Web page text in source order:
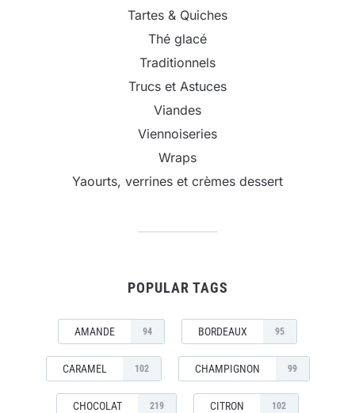
Tartes & Quiches
Thé glacé
Traditionnels
Trucs et Astuces
Viandes
Viennoiseries
Wraps
Yaourts, verrines et crèmes dessert
POPULAR TAGS
AMANDE 94 BORDEAUX 95
CARAMEL 102 CHAMPIGNON 99
CHOCOLAT 219 CITRON 102